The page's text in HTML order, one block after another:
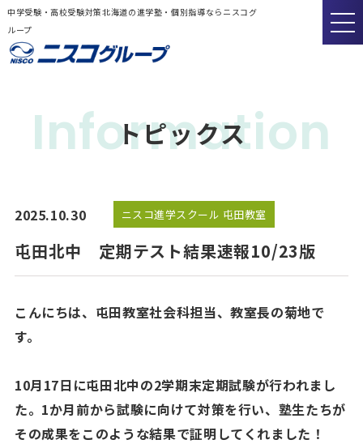
中学受験・高校受験対策北海道の進学塾・個別指導ならニスコグ
ループ
トピックス
Information
2025.10.30 ニスコ進学スクール 屯田教室
屯田北中 定期テスト結果速報10/23版
こんにちは、屯田教室社会科担当、教室長の菊地で
す。
10月17日に屯田北中の2学期末定期試験が行われまし
た。1か月前から試験に向けて対策を行い、塾生たちが
その成果をこのような結果で証明してくれました！